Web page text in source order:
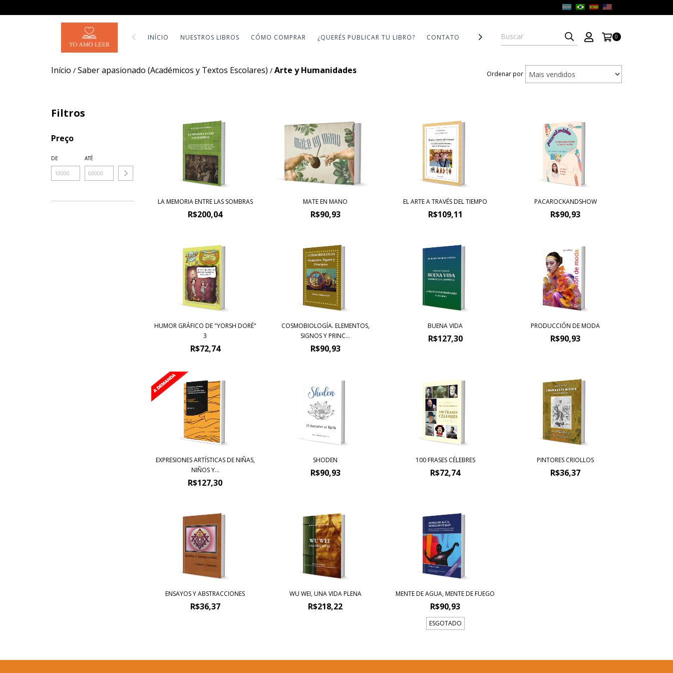
INÍCIO NUESTROS LIBROS CÓMO COMPRAR ¿QUERÉS PUBLICAR TU LIBRO? CONTATO POLÍTICAS DE DEVOLUCIÓN 0
Início / Saber apasionado (Académicos y Textos Escolares) / Arte y Humanidades Ordenar por
Filtros
Preço
DE ATÉ
LA MEMORIA ENTRE LAS SOMBRAS
R$200,04
MATE EN MANO
R$90,93
EL ARTE A TRAVÉS DEL TIEMPO
R$109,11
PACAROCKANDSHOW
R$90,93
HUMOR GRÁFICO DE "YORSH DORÉ"
3
R$72,74
COSMOBIOLOGÍA. ELEMENTOS,
SIGNOS Y PRINC...
R$90,93
BUENA VIDA
R$127,30
PRODUCCIÓN DE MODA
R$90,93
EXPRESIONES ARTÍSTICAS DE NIÑAS,
NIÑOS Y...
R$127,30
SHODEN
R$90,93
100 FRASES CÉLEBRES
R$72,74
PINTORES CRIOLLOS
R$36,37
ENSAYOS Y ABSTRACCIONES
R$36,37
WU WEI, UNA VIDA PLENA
R$218,22
MENTE DE AGUA, MENTE DE FUEGO
R$90,93
ESGOTADO